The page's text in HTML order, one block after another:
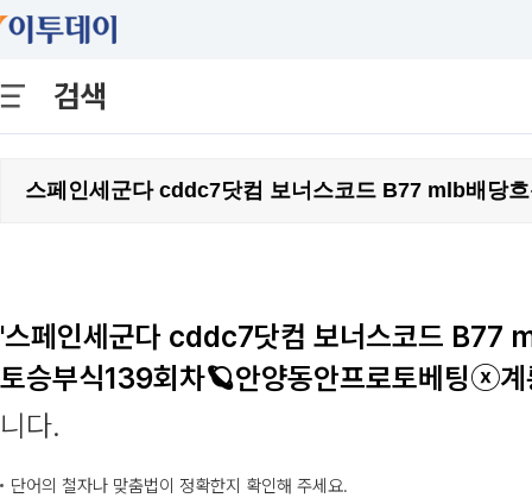
검색
'스페인세군다 cddc7닷컴 보너스코드 B77
토승부식139회차🪐안양동안프로토베팅ⓧ
니다.
단어의 철자나 맞춤법이 정확한지 확인해 주세요.